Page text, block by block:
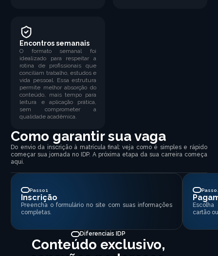
Encontros semanais
O formato semanal foi
idealizado para respeitar a
rotina de profissionais que
conciliam trabalho, estudos e
vida pessoal. Essa estrutura
permite melhor absorção do
conteúdo, mais tempo para
leitura e aplicação prática,
sem comprometer a
qualidade acadêmica.
Como garantir sua vaga
Do envio da inscrição à matrícula final: veja como é simples e rápido
começar sua jornada no IDP. A próxima etapa da sua carreira começa
aqui.
Passo 1
Inscrição
Preencha o formulário no site com suas informações
completas.
Passo
cartão
Diferenciais IDP
Conteúdo exclusivo,